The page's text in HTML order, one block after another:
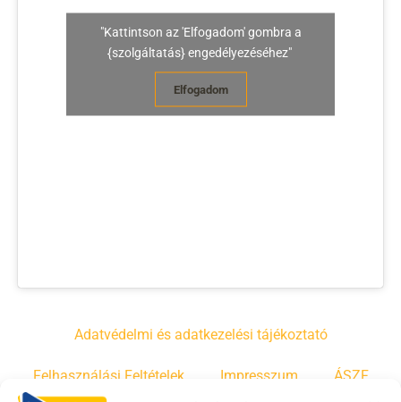
"Kattintson az 'Elfogadom' gombra a
{szolgáltatás} engedélyezéséhez"
Elfogadom
Adatvédelmi és adatkezelési tájékoztató
Felhasználási Feltételek Impresszum ÁSZF